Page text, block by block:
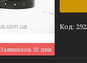
Залишилось 20 днів